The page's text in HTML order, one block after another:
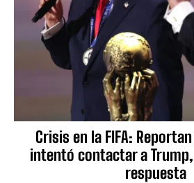
Crisis en la FIFA:
intentó contactar a
respuesta